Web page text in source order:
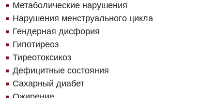
Дневной стационар
Кардиология
Кардиохирургия
Маммология
Медицинская психология
Метаболические нарушения
Нарушения менструального цикла
Гендерная дисфория
Гипотиреоз
Тиреотоксикоз
Дефицитные состояния
Сахарный диабет